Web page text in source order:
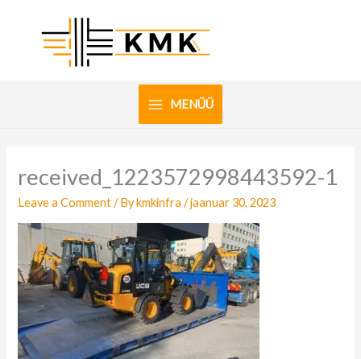
MENÜÜ
received_1223572998443592-1
Leave a Comment / Bykmkinfra/jaanuar 30, 2023